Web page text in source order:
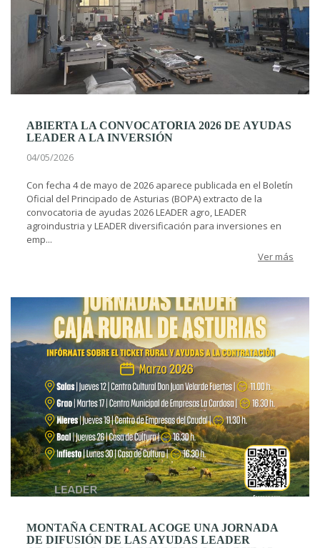
ABIERTA LA CONVOCATORIA 2026 DE AYUDAS
LEADER A LA INVERSIÓN
04/05/2026
Con fecha 4 de mayo de 2026 aparece publicada en el Boletín
Oficial del Principado de Asturias (BOPA) extracto de la
convocatoria de ayudas 2026 LEADER agro, LEADER
agroindustria y LEADER diversificación para inversiones en
emp...
Ver más
MONTAÑA CENTRAL ACOGE UNA JORNADA
DE DIFUSIÓN DE LAS AYUDAS LEADER